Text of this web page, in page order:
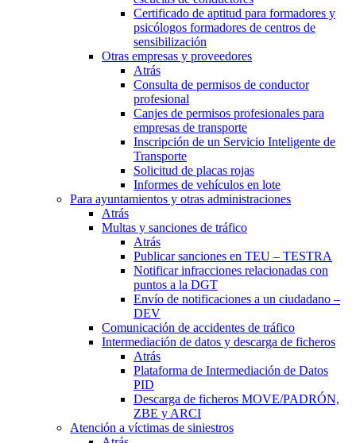
Certificado de aptitud para formadores y
psicólogos formadores de centros de
sensibilización
Otras empresas y proveedores
Atrás
Consulta de permisos de conductor
profesional
Canjes de permisos profesionales para
empresas de transporte
Inscripción de un Servicio Inteligente de
Transporte
Solicitud de placas rojas
Informes de vehículos en lote
Para ayuntamientos y otras administraciones
Atrás
Multas y sanciones de tráfico
Atrás
Publicar sanciones en TEU – TESTRA
Notificar infracciones relacionadas con
puntos a la DGT
Envío de notificaciones a un ciudadano –
DEV
Comunicación de accidentes de tráfico
Intermediación de datos y descarga de ficheros
Atrás
Plataforma de Intermediación de Datos
PID
Descarga de ficheros MOVE/PADRÓN,
ZBE y ARCI
Atención a víctimas de siniestros